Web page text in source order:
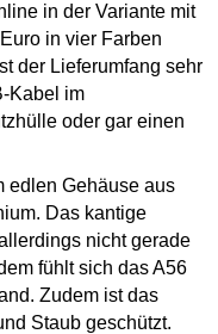
in der Variante mit
in vier Farben
der Lieferumfang sehr
Kabel im
oder gar einen
edlen Gehäuse aus
Das kantige
nicht gerade
fühlt sich das A56
Zudem ist das
Staub geschützt.